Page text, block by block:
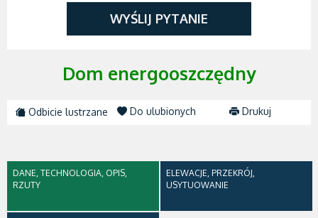
WYŚLIJ PYTANIE
Dom energooszczędny
Odbicie lustrzane Do ulubionych Drukuj
DANE, TECHNOLOGIA, OPIS,
RZUTY
ELEWACJE, PRZEKRÓJ,
USYTUOWANIE